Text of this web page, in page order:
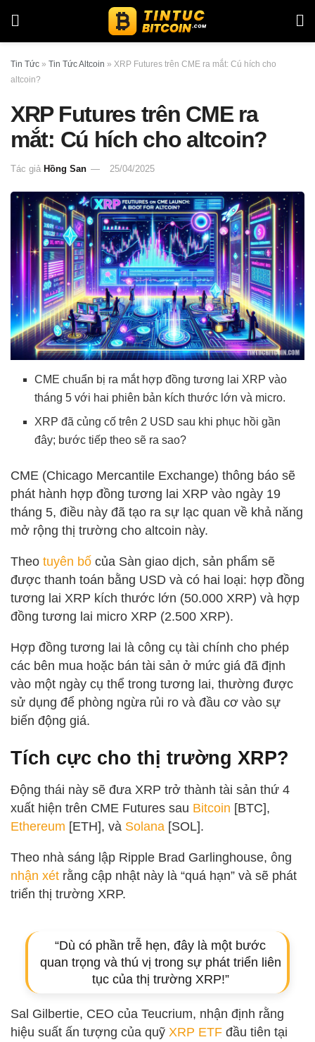
Tin Tức » Tin Tức Altcoin » XRP Futures trên CME ra mắt: Cú hích cho
altcoin?
XRP Futures trên CME ra
mắt: Cú hích cho altcoin?
Tác giả Hồng San 25/04/2025
CME chuẩn bị ra mắt hợp đồng tương lai XRP vào
tháng 5 với hai phiên bản kích thước lớn và micro.
XRP đã củng cố trên 2 USD sau khi phục hồi gần
đây; bước tiếp theo sẽ ra sao?
CME (Chicago Mercantile Exchange) thông báo sẽ
phát hành hợp đồng tương lai XRP vào ngày 19
tháng 5, điều này đã tạo ra sự lạc quan về khả năng
mở rộng thị trường cho altcoin này.
Theo tuyên bố của Sàn giao dịch, sản phẩm sẽ
được thanh toán bằng USD và có hai loại: hợp đồng
tương lai XRP kích thước lớn (50.000 XRP) và hợp
đồng tương lai micro XRP (2.500 XRP).
Hợp đồng tương lai là công cụ tài chính cho phép
các bên mua hoặc bán tài sản ở mức giá đã định
vào một ngày cụ thể trong tương lai, thường được
sử dụng để phòng ngừa rủi ro và đầu cơ vào sự
biến động giá.
Tích cực cho thị trường XRP?
Động thái này sẽ đưa XRP trở thành tài sản thứ 4
xuất hiện trên CME Futures sau Bitcoin [BTC],
Ethereum [ETH], và Solana [SOL].
Theo nhà sáng lập Ripple Brad Garlinghouse, ông
nhận xét rằng cập nhật này là “quá hạn” và sẽ phát
triển thị trường XRP.
“Dù có phần trễ hẹn, đây là một bước
quan trọng và thú vị trong sự phát triển liên
tục của thị trường XRP!”
Sal Gilbertie, CEO của Teucrium, nhận định rằng
hiệu suất ấn tượng của quỹ XRP ETF đầu tiên tại